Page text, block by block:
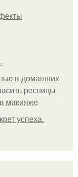
в домашних
ресницы
макияже
успеха.